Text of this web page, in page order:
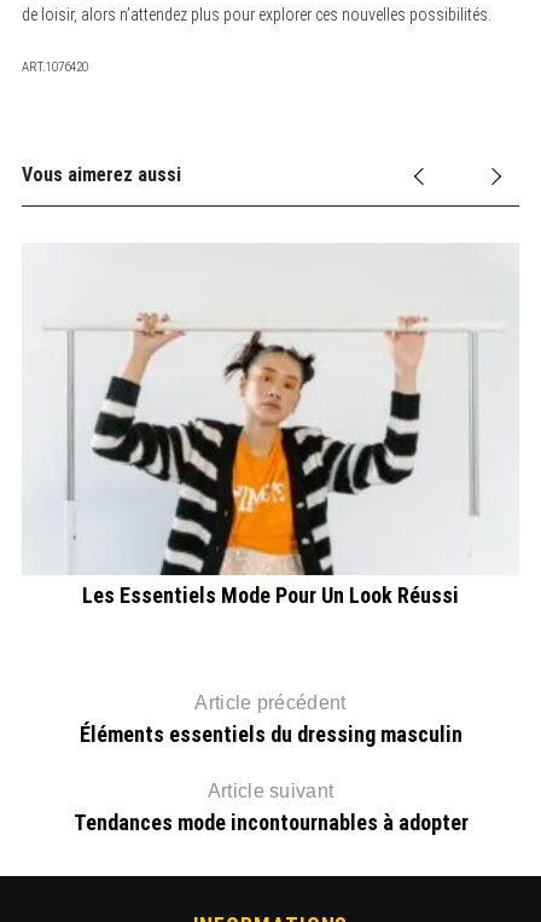
de loisir, alors n’attendez plus pour explorer ces nouvelles possibilités.
ART.1076420
Vous aimerez aussi
Les Essentiels Mode Pour Un Look Réussi
Article précédent
Éléments essentiels du dressing masculin
Article suivant
Tendances mode incontournables à adopter